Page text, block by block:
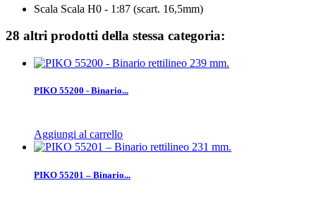
Scala Scala H0 - 1:87 (scart. 16,5mm)
28 altri prodotti della stessa categoria:
PIKO 55200 - Binario...
Aggiungi al carrello
PIKO 55201 – Binario...